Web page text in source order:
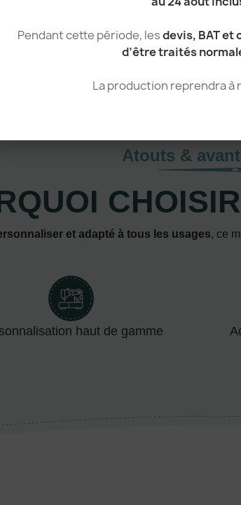
Pendant cette période, lesdevis, BAT
d’être traités
La production reprendra à
Atouts &
CHOISIR
et adapté à tous les usages, ce
haut de gamme